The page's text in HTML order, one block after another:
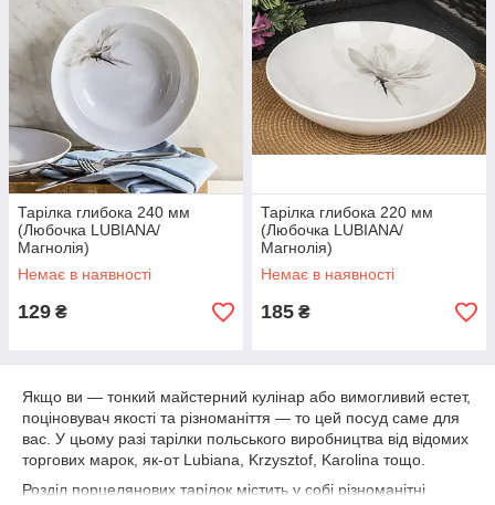
Тарілка глибока 240 мм
(Любочка LUBIANA/
Магнолія)
Немає в наявності
129 ₴
Тарілка глибока 220 мм
(Любочка LUBIANA/
Магнолія)
Немає в наявності
185 ₴
Якщо ви — тонкий майстерний кулінар або вимогливий естет,
поціновувач якості та різноманіття — то цей посуд саме для
вас. У цьому разі тарілки польського виробництва від відомих
торгових марок, як-от Lubiana, Krzysztof, Karolina тощо.
Розділ порцелянових тарілок містить у собі різноманітні